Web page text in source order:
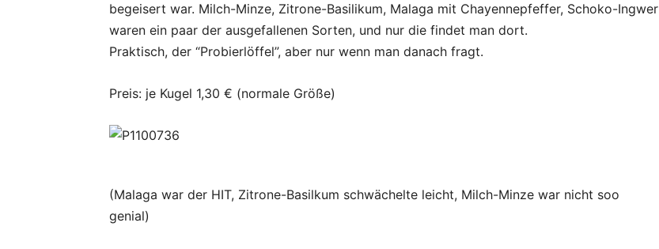
begeisert war. Milch-Minze, Zitrone-Basilikum, Malaga mit Chayennepfeffer, Schoko-Ingwer
waren ein paar der ausgefallenen Sorten, und nur die findet man dort.
Praktisch, der “Probierlöffel”, aber nur wenn man danach fragt.
Preis: je Kugel 1,30 € (normale Größe)
(Malaga war der HIT, Zitrone-Basilkum schwächelte leicht, Milch-Minze war nicht soo
genial)